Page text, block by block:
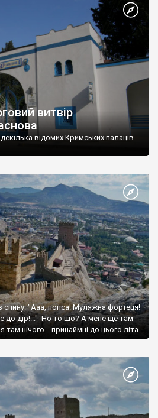
витвір
відомих Кримських палаців.
спину: "Ааа, попса! Муляжна фортеця!
до дір!..." Но то шо? А мене ще там
там нічого... принаймні до цього літа.